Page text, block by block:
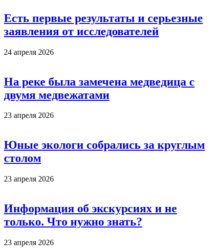
Есть первые результаты и серьезные
заявления от исследователей
24 апреля 2026
На реке была замечена медведица с
двумя медвежатами
23 апреля 2026
Юные экологи собрались за круглым
столом
23 апреля 2026
Информация об экскурсиях и не
только. Что нужно знать?
23 апреля 2026